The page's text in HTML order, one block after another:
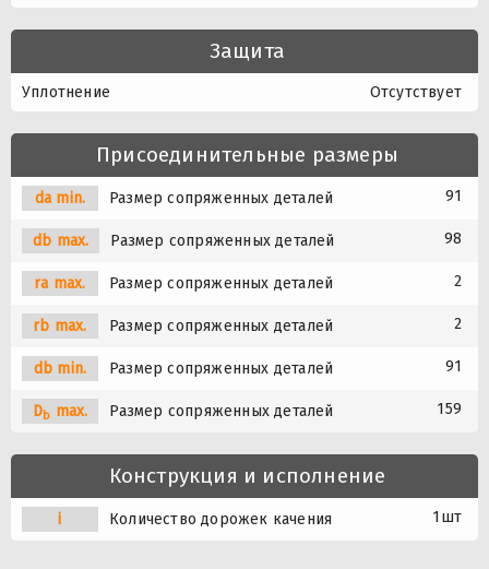
Защита
Уплотнение Отсутствует
Присоединительные размеры
da min. Размер сопряженных деталей 91
db max. Размер сопряженных деталей 98
ra max. Размер сопряженных деталей 2
rb max. Размер сопряженных деталей 2
db min. Размер сопряженных деталей 91
Db max. Размер сопряженных деталей 159
Конструкция и исполнение
i Количество дорожек качения 1шт